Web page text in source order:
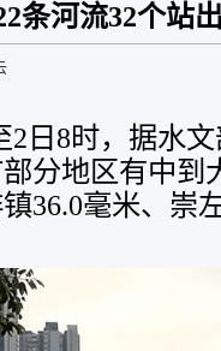
条河流32个站
2日8时，据水
分地区有中到
36.0毫米、崇